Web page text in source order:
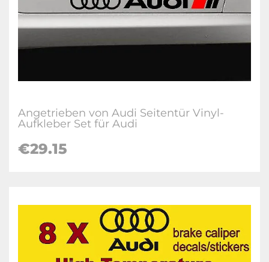
Angetrieben von Audi Seitentür Vinyl-
Aufkleber Set für Audi
€29.15